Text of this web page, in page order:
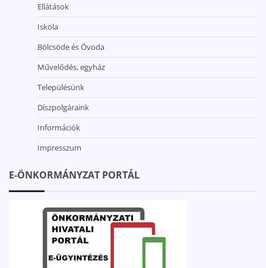
Ellátások
Iskola
Bölcsöde és Óvoda
Művelődés, egyház
Településünk
Díszpolgáraink
Információk
Impresszum
E-ÖNKORMÁNYZAT PORTÁL